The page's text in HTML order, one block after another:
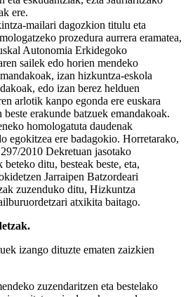
ere.
mailari dagozkion titulu eta
prozedura aurrera eramatea,
Autonomia Erkidegoko
sailek edo horien mendeko
izan hizkuntza-eskola
edo izan berez helduen
arlotik kanpo egonda ere euskara
beste erakunde batzuek emandakoak.
homologatuta daudenak
egokitzea ere badagokio. Horretarako,
2010 Dekretuan jasotako
beteko ditu, besteak beste, eta,
Jarraipen Batzordeari
zuzenduko ditu, Hizkuntza
atxikita baitago.
izango dituzte ematen zaizkien
zuzendaritzen eta bestelako